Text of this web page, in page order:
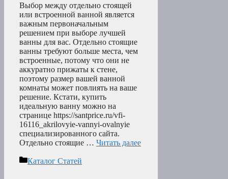
Выбор между отдельно стоящей
или встроенной ванной является
важным первоначальным
решением при выборе лучшей
ванны для вас. Отдельно стоящие
ванны требуют больше места, чем
встроенные, потому что они не
аккуратно прижаты к стене,
поэтому размер вашей ванной
комнаты может повлиять на ваше
решение. Кстати, купить
идеальную ванну можно на
странице https://santprice.ru/vfi-
16116_akrilovyie-vannyi-ovalnyie
специализированного сайта.
Отдельно стоящие … Читать далее
Рубрики
Каталог Статей